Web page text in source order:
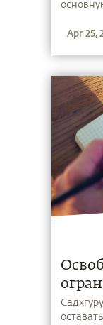
Apr 25,